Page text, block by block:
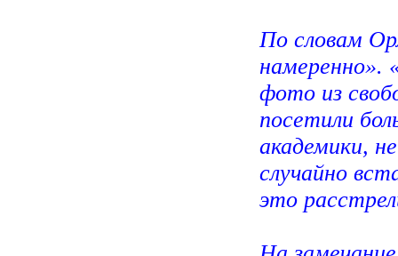
По словам
намеренно».
фото из
посетили
академики,
случайно
это